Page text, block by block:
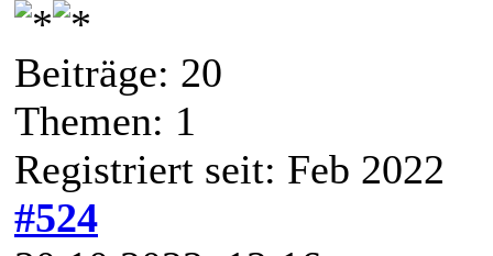
Beiträge: 20
Themen: 1
Registriert seit: Feb 2022
#524